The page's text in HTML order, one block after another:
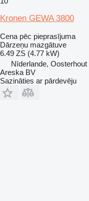
Kronen GEWA 3800
Cena pēc pieprasījuma
Dārzeņu mazgātuve
6.49 ZS (4.77 kW)
Nīderlande, Oosterhout
Areska BV
Sazināties ar pārdevēju